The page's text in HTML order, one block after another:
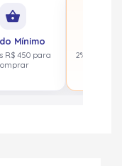
shopping_basket
Mínimo
R$ 450 para
2% de volta